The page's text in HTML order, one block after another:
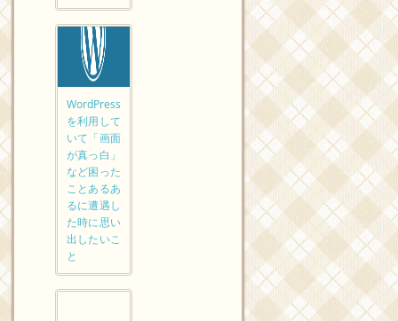
WordPress
を利用して
いて「画面
が真っ白」
など困った
ことあるあ
るに遭遇し
た時に思い
出したいこ
と